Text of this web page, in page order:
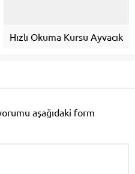
Hızlı Okuma Kursu Ayvacık
aşağıdaki form